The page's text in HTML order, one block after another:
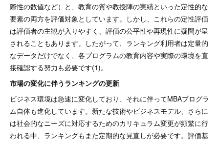
際性の数値など）と、教育の質や教授陣の実績といった定性的な
要素の両方を評価対象としています。しかし、これらの定性評価
は評価者の主観が入りやすく、評価の公平性や再現性に疑問が呈
されることもあります。したがって、ランキング利用者は定量的
なデータだけでなく、各プログラムの教育内容や実際の環境を直
接確認する努力も必要です(1)。
市場の変化に伴うランキングの更新
ビジネス環境は急速に変化しており、それに伴ってMBAプログラ
ム自体も進化しています。新たな技術やビジネスモデル、さらに
は社会的なニーズに対応するためのカリキュラム変更が頻繁に行
われる中、ランキングもまた定期的な見直しが必要です。評価基